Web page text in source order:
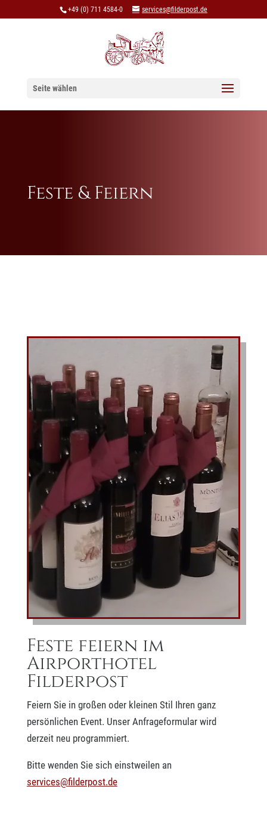
+49 (0) 711 4584-0 services@filderpost.de
Seite wählen
Feste & Feiern
Feste feiern im
Airporthotel
Filderpost
Feiern Sie in großen oder kleinen Stil Ihren ganz
persönlichen Event. Unser Anfrageformular wird
derzeit neu programmiert.
Bitte wenden Sie sich einstweilen an
services@filderpost.de